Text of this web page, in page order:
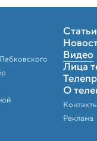
Статьи
Видео
Лица
О
Контакты
Реклама